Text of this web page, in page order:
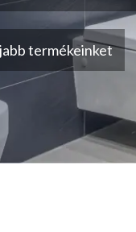
termékeinket